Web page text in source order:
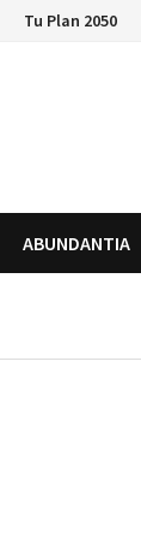
Tu Plan 2050
ABUNDANTIA